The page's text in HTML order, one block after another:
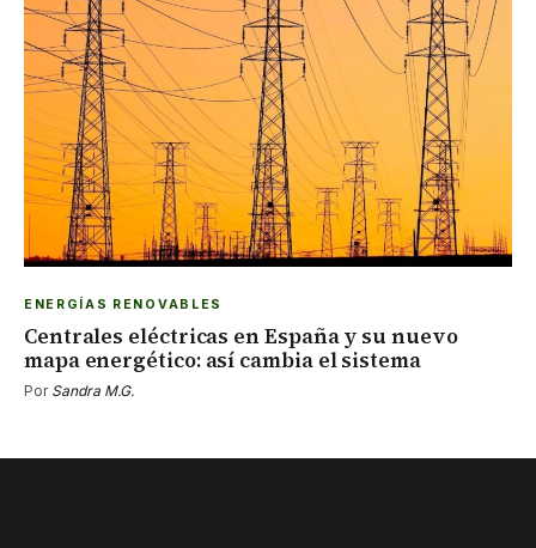
ENERGÍAS RENOVABLES
Centrales eléctricas en España y su nuevo
mapa energético: así cambia el sistema
Por Sandra M.G.